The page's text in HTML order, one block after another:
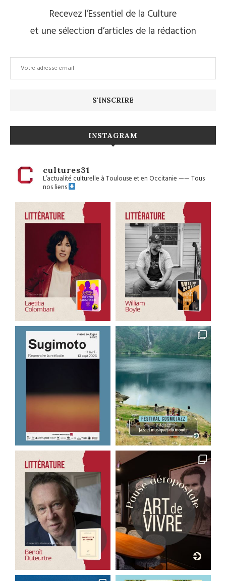
Recevez l’Essentiel de la Culture
et une sélection d’articles de la rédaction
INSTAGRAM
cultures31
L’actualité culturelle à Toulouse et en Occitanie——Tous
nos liens